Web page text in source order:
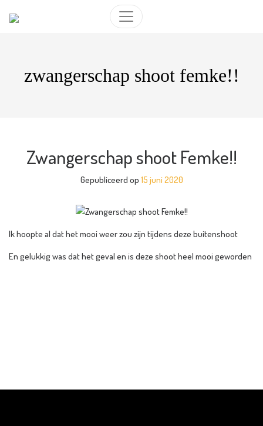
zwangerschap shoot femke!!
Zwangerschap shoot Femke!!
Gepubliceerd op 15 juni 2020
Ik hoopte al dat het mooi weer zou zijn tijdens deze buitenshoot
En gelukkig was dat het geval en is deze shoot heel mooi geworden